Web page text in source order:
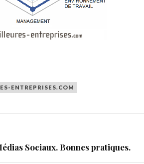
ENTREPRISES.COM
Sociaux. Bonnes pratiques.